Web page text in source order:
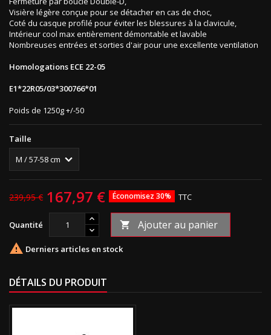
Visière légère conçue pour se détacher en cas de choc,
Coté du casque profilé pour éviter les blessures à la clavicule,
Intérieur cool max entièrement démontable et lavable
Nombreuses entrées et sorties d'air pour une excellente ventilation
Homologations ECE 22-05
E1*22R05/03*300766*01
Poids de 1250g +/-50
Taille
239,95 € 167,97 € Économisez 30% TTC
Quantité  Ajouter au panier
 Derniers articles en stock
DÉTAILS DU PRODUIT